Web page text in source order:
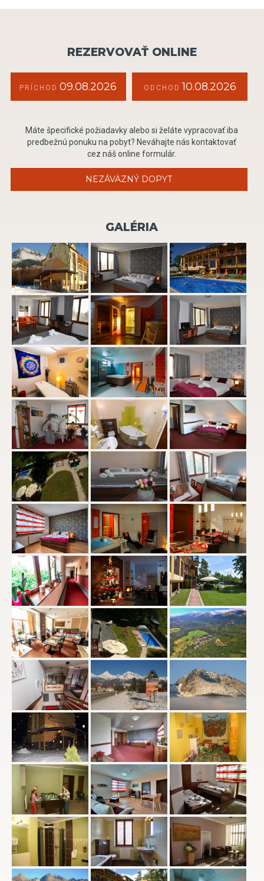
REZERVOVAŤ ONLINE
PRÍCHOD 09.08.2026 ODCHOD 10.08.2026
Máte špecifické požiadavky alebo si želáte vypracovať iba
predbežnú ponuku na pobyt? Neváhajte nás kontaktovať
cez náš online formulár.
NEZÁVÄZNÝ DOPYT
GALÉRIA